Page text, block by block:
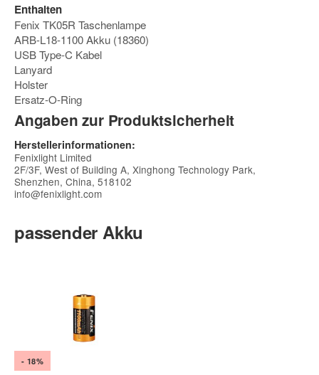
Enthalten
Fenix TK05R Taschenlampe
ARB-L18-1100 Akku (18360)
USB Type-C Kabel
Lanyard
Holster
Ersatz-O-Ring
Angaben zur Produktsicherheit
Herstellerinformationen:
Fenixlight Limited
2F/3F, West of Building A, Xinghong Technology Park,
Shenzhen, China, 518102
info@fenixlight.com
passender Akku
- 18%